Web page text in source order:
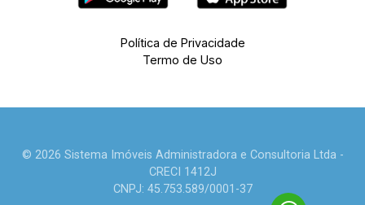
Política de Privacidade
Termo de Uso
© 2026 Sistema Imóveis Administradora e Consultoria Ltda -
CRECI 1412J
CNPJ: 45.753.589/0001-37